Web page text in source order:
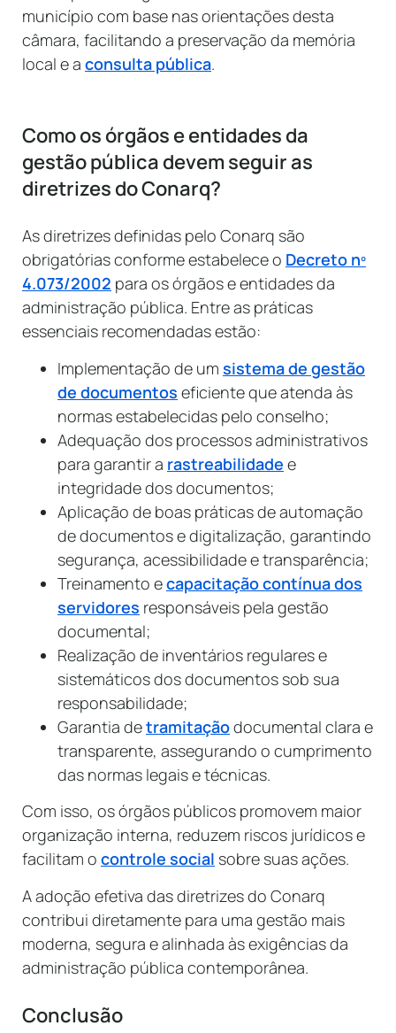
município com base nas orientações desta
câmara, facilitando a preservação da memória
local e a consulta pública.
Como os órgãos e entidades da
gestão pública devem seguir as
diretrizes do Conarq?
As diretrizes definidas pelo Conarq são
obrigatórias conforme estabelece o Decreto nº
4.073/2002 para os órgãos e entidades da
administração pública. Entre as práticas
essenciais recomendadas estão:
Implementação de um sistema de gestão
de documentos eficiente que atenda às
normas estabelecidas pelo conselho;
Adequação dos processos administrativos
para garantir a rastreabilidade e
integridade dos documentos;
Aplicação de boas práticas de automação
de documentos e digitalização, garantindo
segurança, acessibilidade e transparência;
Treinamento ecapacitação contínua dos
servidores responsáveis pela gestão
documental;
Realização de inventários regulares e
sistemáticos dos documentos sob sua
responsabilidade;
Garantia detramitaçãodocumental clara e
transparente, assegurando o cumprimento
das normas legais e técnicas.
Com isso, os órgãos públicos promovem maior
organização interna, reduzem riscos jurídicos e
facilitam o controle social sobre suas ações.
A adoção efetiva das diretrizes do Conarq
contribui diretamente para uma gestão mais
moderna, segura e alinhada às exigências da
administração pública contemporânea.
Conclusão